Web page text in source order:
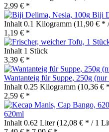
2,99 € *
Biji
Inhalt 0.1 Kilogramm (11,90 € *
1,19 € *
Inhalt 1 Stück
3,39 € *
Wantanteig für Suppe, 250g (nur
Inhalt 0.25 Kilogramm (10,36 €
2,59 € *
620ml
Inhalt 0.62 Liter(12,08 € * / 1